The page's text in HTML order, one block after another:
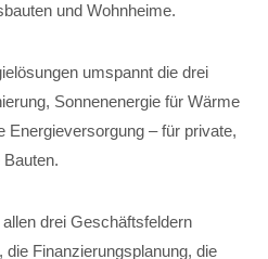
und Wohnheime.
umspannt die drei
Sonnenenergie für Wärme
Energieversorgung – für private,
drei Geschäftsfeldern
Finanzierungsplanung, die